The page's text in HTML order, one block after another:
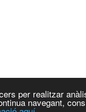
per realitzar
navegant,